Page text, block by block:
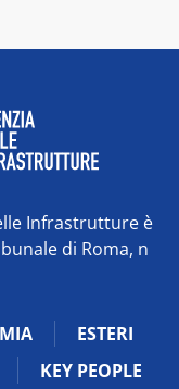
Infrastrutture è
di Roma, n
ESTERI
KEY PEOPLE